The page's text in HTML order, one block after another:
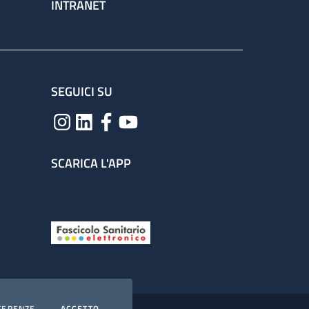
INTRANET
SEGUICI SU
SCARICA L'APP